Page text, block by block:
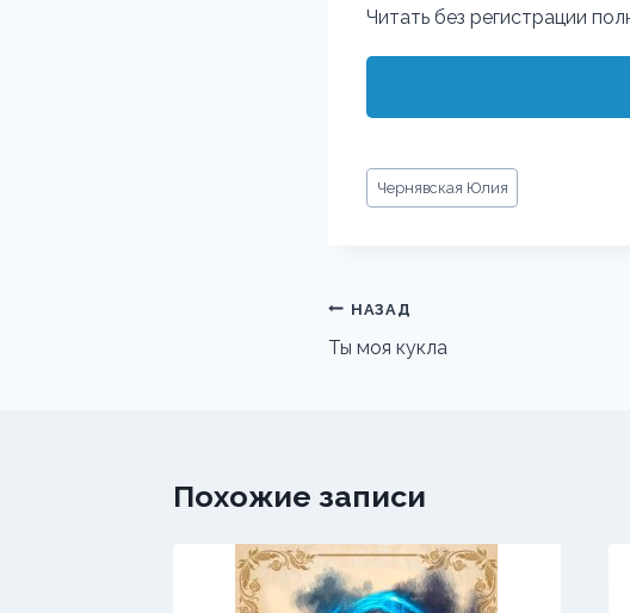
Читать без регистрации
Метки
записи:
Чернявская Юлия
Навигация
по
НАЗАД
Ты моя кукла
Похожие записи